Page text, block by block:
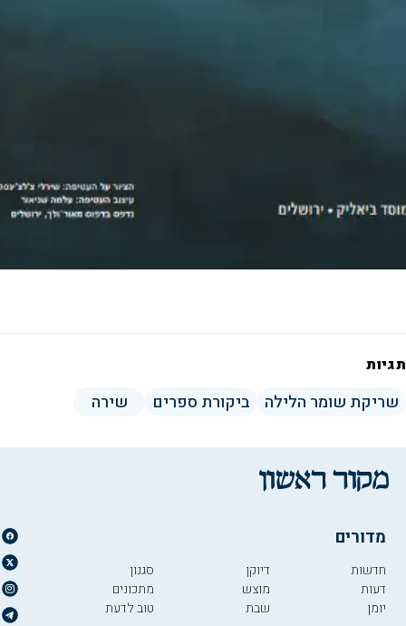
תגיות
שריקת שומר הלילה ביקורת ספרים שירה
מדורים
חדשות
דעות
יומן
דיוקן
מוצש
שבת
סגנון
מתכונים
טוב לדעת